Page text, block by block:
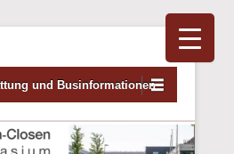
und Businformationen